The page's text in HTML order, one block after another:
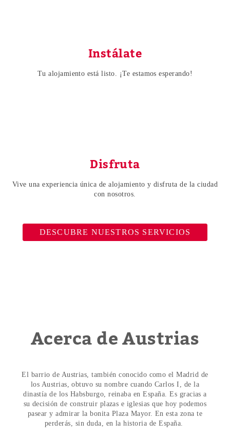
Instálate
Tu alojamiento está listo. ¡Te estamos esperando!
Disfruta
Vive una experiencia única de alojamiento y disfruta de la ciudad
con nosotros.
DESCUBRE NUESTROS SERVICIOS
Acerca de Austrias
El barrio de Austrias, también conocido como el Madrid de
los Austrias, obtuvo su nombre cuando Carlos I, de la
dinastía de los Habsburgo, reinaba en España. Es gracias a
su decisión de construir plazas e iglesias que hoy podemos
pasear y admirar la bonita Plaza Mayor. En esta zona te
perderás, sin duda, en la historia de España.